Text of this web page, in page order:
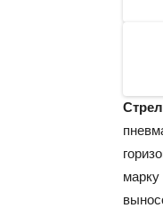
марку